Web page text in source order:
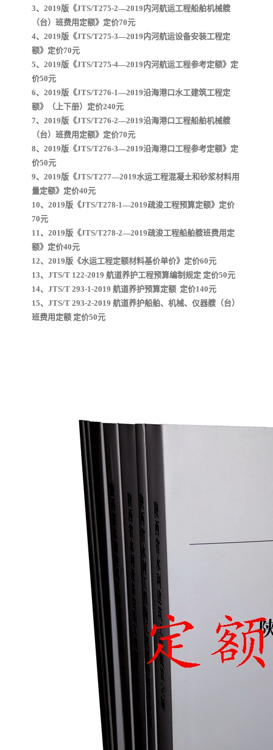
3、2019版《JTS/T275-2—2019内河航运工程船舶机械艘
（台）班费用定额》定价70元
4、2019版《JTS/T275-3—2019内河航运设备安装工程定
额》定价70元
5、2019版《JTS/T275-4—2019内河航运工程参考定额》定
价50元
6、2019版《JTS/T276-1—2019沿海港口水工建筑工程定
额》（上下册）定价240元
7、2019版《JTS/T276-2—2019沿海港口工程船舶机械艘
（台）班费用定额》定价70元
8、2019版《JTS/T276-3—2019沿海港口工程参考定额》定
价50元
9、2019版《JTS/T277—2019水运工程混凝土和砂浆材料用
量定额》定价40元
10、2019版《JTS/T278-1—2019疏浚工程预算定额》定价
70元
11、2019版《JTS/T278-2—2019疏浚工程船舶艘班费用定
额》定价40元
12、2019版《水运工程定额材料基价单价》定价60元
13、JTS/T 122-2019 航道养护工程预算编制规定 定价50元
14、JTS/T 293-1-2019 航道养护预算定额 定价140元
15、JTS/T 293-2-2019 航道养护船舶、机械、仪器艘（台）
班费用定额 定价50元
20kv及以下配电网工程定
广西建筑安装工程预算定
*考军校教材
海南省建设工程预算定额
电力工程预算概算定额 重庆市建设工程计价定额
江苏省建设工程计价定额 深圳市建设工程消耗量定
额
四川省清单定额 河南省建设工程预算定额
云南省建设工程预算定额 2020民法典
陕西省水利工程概预算定 宁夏建设工程计价定额
冶金工业建设工程概算定 河北省建设工程消耗量定
天津建设工程预算定额